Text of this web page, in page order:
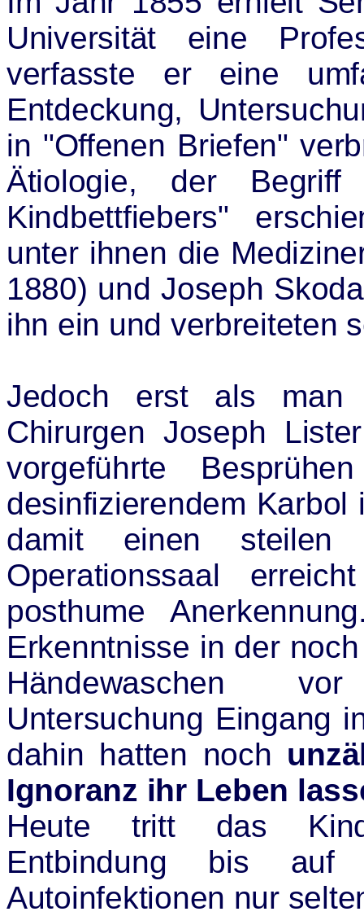
Universität eine
verfasste er eine
Entdeckung,
in "Offenen Briefen"
Ätiologie, der
Kindbettfiebers"
unter ihnen die
1880) und Joseph
ihn ein und verbreiteten
Jedoch erst als man
Chirurgen Joseph Lister
vorgeführte
desinfizierendem
damit einen
Operationssaal
posthume
Erkenntnisse in der
Händewaschen
Untersuchung Eingang
dahin hatten noch
Ignoranz ihr Leben
Heute tritt das
Entbindung bis
Autoinfektionen nur